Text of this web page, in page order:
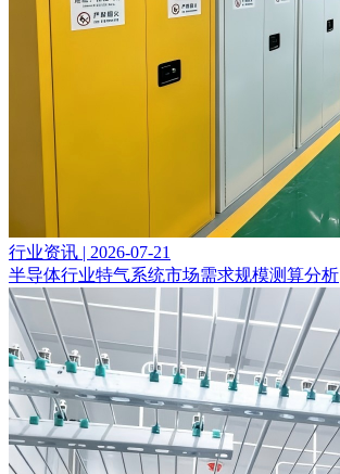
行业资讯 | 2026-07-21
半导体行业特气系统市场需求规模测算分析